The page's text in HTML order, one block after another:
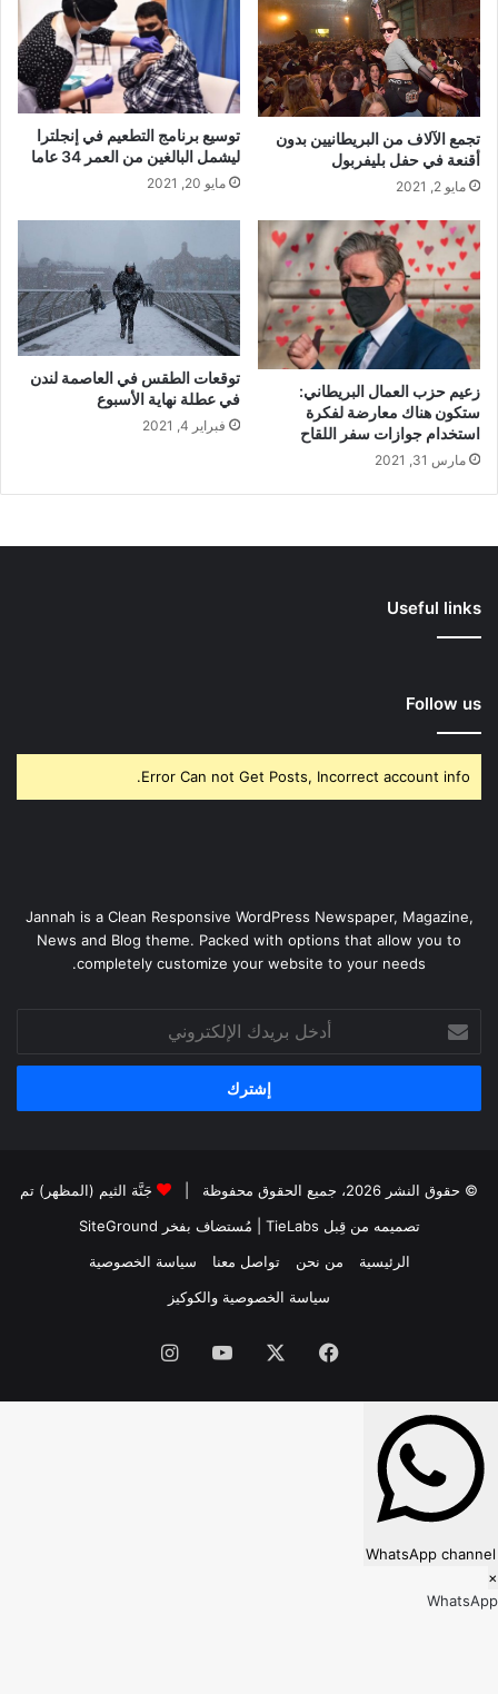
تجمع الآلاف من البريطانيين بدون
أقنعة في حفل بليفربول
مايو 2, 2021
توسيع برنامج التطعيم في إنجلترا
ليشمل البالغين من العمر 34 عاما
مايو 20, 2021
زعيم حزب العمال البريطاني:
ستكون هناك معارضة لفكرة
استخدام جوازات سفر اللقاح
مارس 31, 2021
توقعات الطقس في العاصمة لندن
في عطلة نهاية الأسبوع
فبراير 4, 2021
Useful links
Follow us
Error Can not Get Posts, Incorrect account info.
Jannah is a Clean Responsive WordPress Newspaper, Magazine,
News and Blog theme. Packed with options that allow you to
completely customize your website to your needs.
بريدك
الإلكتروني
© حقوق النشر 2026، جميع الحقوق محفوظة |
جَنَّة الثيم (المظهر) تم
تصميمه من قِبل TieLabs
| مُستضاف بفخر SiteGround
الرئيسية
من نحن تواصل معنا
سياسة الخصوصية
سياسة الخصوصية والكوكيز
فيسبوك ‫YouTubeانستقرام
WhatsApp channel
×
WhatsApp